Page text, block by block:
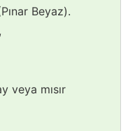
Beyaz).
veya mısır